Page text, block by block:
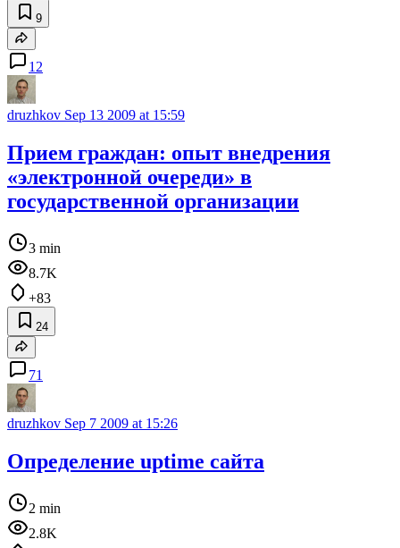
9
12
druzhkov Sep 13 2009 at 15:59
Прием граждан: опыт внедрения
«электронной очереди» в
государственной организации
3 min
8.7K
+83
24
71
druzhkov Sep 7 2009 at 15:26
Определение uptime сайта
2 min
2.8K